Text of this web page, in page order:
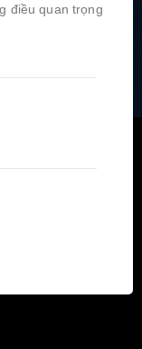
điều quan trọng